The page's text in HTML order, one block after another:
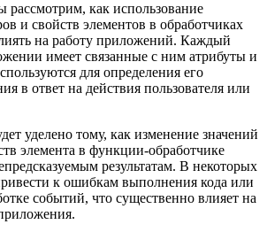
рассмотрим, как использование
и свойств элементов в обработчиках
на работу приложений. Каждый
имеет связанные с ним атрибуты и
для определения его
в ответ на действия пользователя или
уделено тому, как изменение значений
элемента в функции-обработчике
результатам. В некоторых
к ошибкам выполнения кода или
событий, что существенно влияет на